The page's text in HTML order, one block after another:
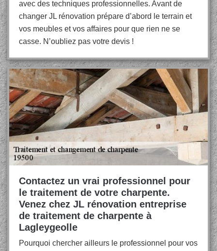
avec des techniques professionnelles. Avant de
changer JL rénovation prépare d’abord le terrain et
vos meubles et vos affaires pour que rien ne se
casse. N’oubliez pas votre devis !
Contactez un vrai professionnel pour
le traitement de votre charpente.
Venez chez JL rénovation entreprise
de traitement de charpente à
Lagleygeolle
Pourquoi chercher ailleurs le professionnel pour vos